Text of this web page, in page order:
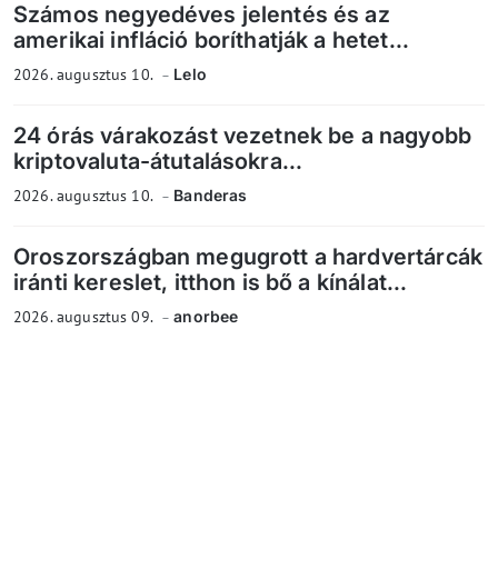
Számos negyedéves jelentés és az
amerikai infláció boríthatják a hetet...
2026. augusztus 10. Lelo
24 órás várakozást vezetnek be a nagyobb
kriptovaluta-átutalásokra...
2026. augusztus 10. Banderas
Oroszországban megugrott a hardvertárcák
iránti kereslet, itthon is bő a kínálat...
2026. augusztus 09. anorbee